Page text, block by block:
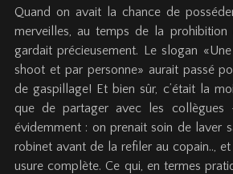
Quand on avait la chance de
merveilles, au temps de la prohibition
gardait précieusement. Le slogan
shoot et par personne» aurait passé
de gaspillage! Et bien sûr, c’était la
que de partager avec les collègues
évidemment : on prenait soin de laver
robinet avant de la refiler au copain.., et
usure complète. Ce qui, en termes